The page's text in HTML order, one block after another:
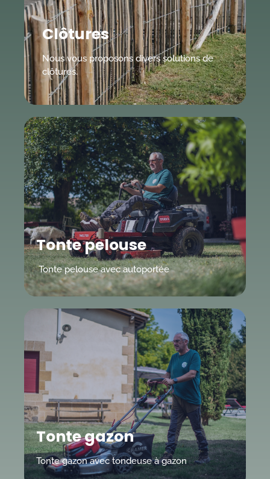
Clôtures
Nous vous proposons divers solutions de
clôtures.
Tonte pelouse
Tonte pelouse avec autoportée
Tonte gazon
Tonte gazon avec tondeuse à gazon